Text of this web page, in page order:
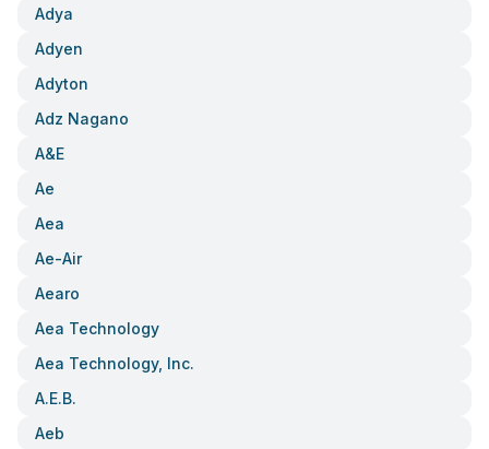
Adya
Adyen
Adyton
Adz Nagano
A&e
Ae
Aea
Ae-Air
Aearo
Aea Technology
Aea Technology, Inc.
A.e.b.
Aeb